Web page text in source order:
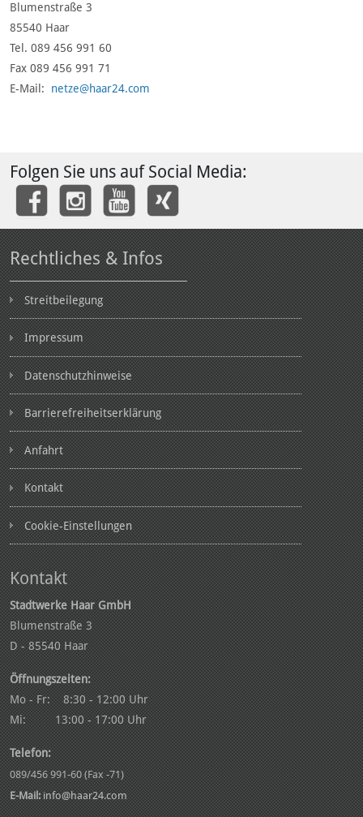
Blumenstraße 3
85540 Haar
Tel. 089 456 991 60
Fax 089 456 991 71
E-Mail:
netze@haar24.com
Folgen Sie uns auf Social Media:
Rechtliches & Infos
Streitbeilegung
Impressum
Datenschutzhinweise
Barrierefreiheitserklärung
Anfahrt
Kontakt
Cookie-Einstellungen
Kontakt
Stadtwerke Haar GmbH
Blumenstraße 3
D - 85540 Haar
Öffnungszeiten:
Mo - Fr: 8:30 - 12:00 Uhr
Mi: 13:00 - 17:00 Uhr
Telefon:
089/456 991-60 (Fax -71)
E-Mail: info@haar24.com